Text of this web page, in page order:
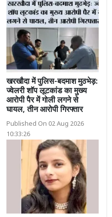
खरखौदा में पुलिस-बदमाश मुठभेड़:
ज्वेलरी शॉप लूटकांड का मुख्य
आरोपी पैर में गोली लगने से
घायल, तीन आरोपी गिरफ्तार
Published On 02 Aug 2026
10:33:26